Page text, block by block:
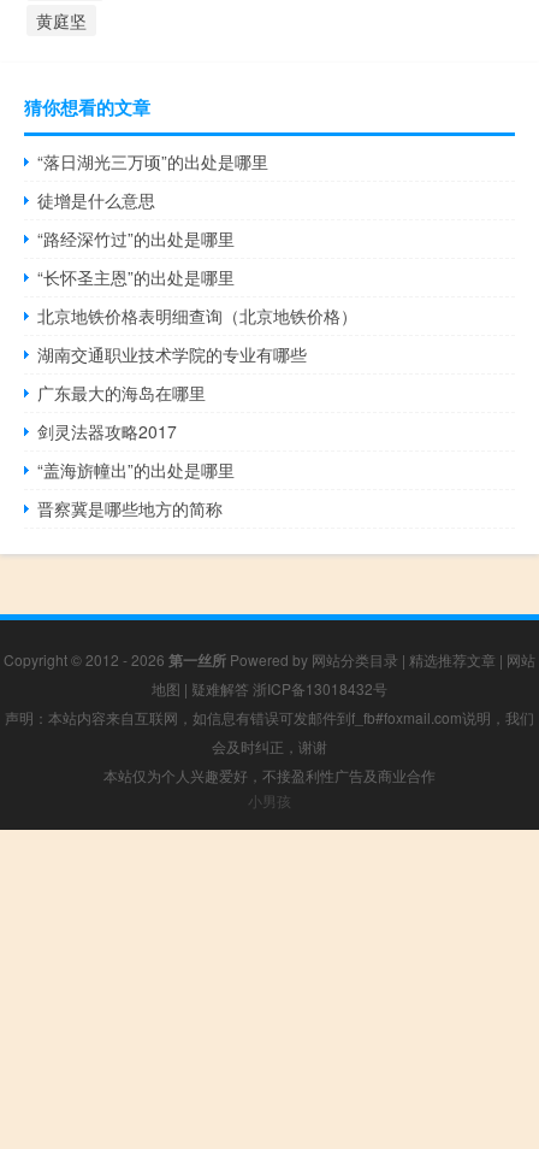
黄庭坚
猜你想看的文章
“落日湖光三万顷”的出处是哪里
徒增是什么意思
“路经深竹过”的出处是哪里
“长怀圣主恩”的出处是哪里
北京地铁价格表明细查询（北京地铁价格）
湖南交通职业技术学院的专业有哪些
广东最大的海岛在哪里
剑灵法器攻略2017
“盖海旂幢出”的出处是哪里
晋察冀是哪些地方的简称
Copyright © 2012 - 2026 第一丝所 Powered by 网站分类目录 | 精选推荐文章 | 网站
地图 | 疑难解答 浙ICP备13018432号
声明：本站内容来自互联网，如信息有错误可发邮件到f_fb#foxmail.com说明，我们
会及时纠正，谢谢
本站仅为个人兴趣爱好，不接盈利性广告及商业合作
小男孩